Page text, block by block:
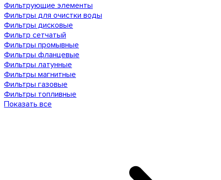
Фильтрующие элементы
Фильтры для очистки воды
Фильтры дисковые
Фильтр сетчатый
Фильтры промывные
Фильтры фланцевые
Фильтры латунные
Фильтры магнитные
Фильтры газовые
Фильтры топливные
Показать все